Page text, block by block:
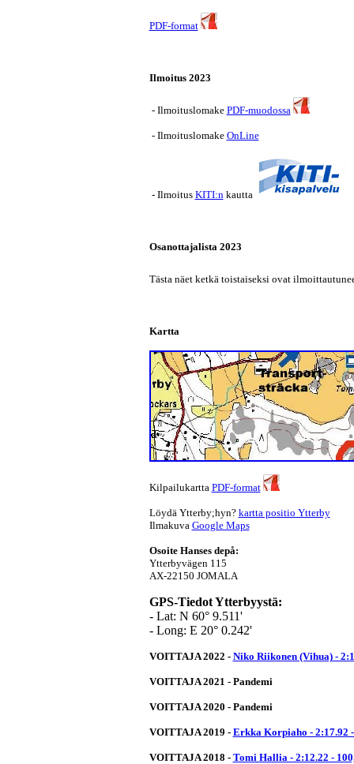
PDF-format
Ilmoitus 2023
- Ilmoituslomake PDF-muodossa
- Ilmoituslomake OnLine
- Ilmoitus KITI:nkautta
Osanottajalista 2023
Tästa näet ketkä toistaiseksi ovat
Kartta
Kilpailukartta PDF-format
Löydä Ytterby;hyn? kartta positio Ytterby
Ilmakuva Google Maps
Osoite Hanses depå:
Ytterbyvägen 115
AX-22150 JOMALA
GPS-Tiedot Ytterbyystä:
- Lat: N 60° 9.511'
- Long: E 20° 0.242'
VOITTAJA 2022 - Niko Riikonen (Vihua) -
VOITTAJA 2021 - Pandemi
VOITTAJA 2020 - Pandemi
VOITTAJA 2019 - Erkka Korpiaho - 2:17.92
VOITTAJA 2018 - Tomi Hallia - 2:12.22 -